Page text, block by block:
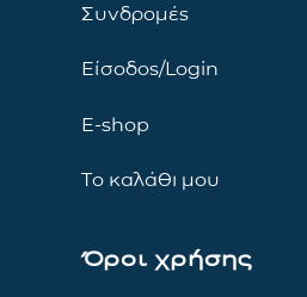
Συνδρομές
Είσοδος/Login
E-shop
Το καλάθι μου
Όροι χρήσης